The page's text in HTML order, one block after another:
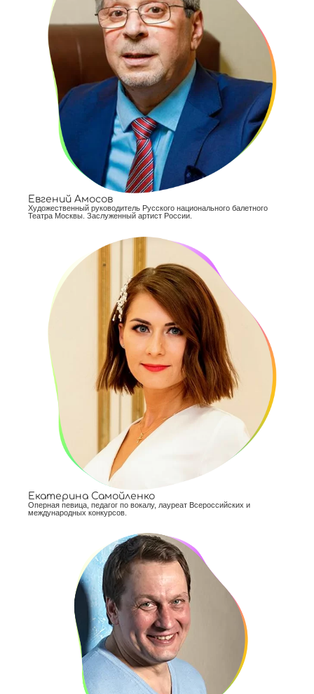
Евгений Амосов
Художественный руководитель Русского национального балетного
Театра Москвы. Заслуженный артист России.
Екатерина Самойленко
Оперная певица, педагог по вокалу, лауреат Всероссийских и
международных конкурсов.